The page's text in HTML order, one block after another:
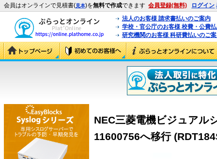
会員はオンラインで見積書(見本)を無料で作成できます 会員登録(無料) ログイン
法人のお客様 請求書払いのご案内
学校・官公庁のお客様 校費・公費
研究機関のお客様 科研費払いのご
NEC三菱電機ビジュア
11600756へ移行